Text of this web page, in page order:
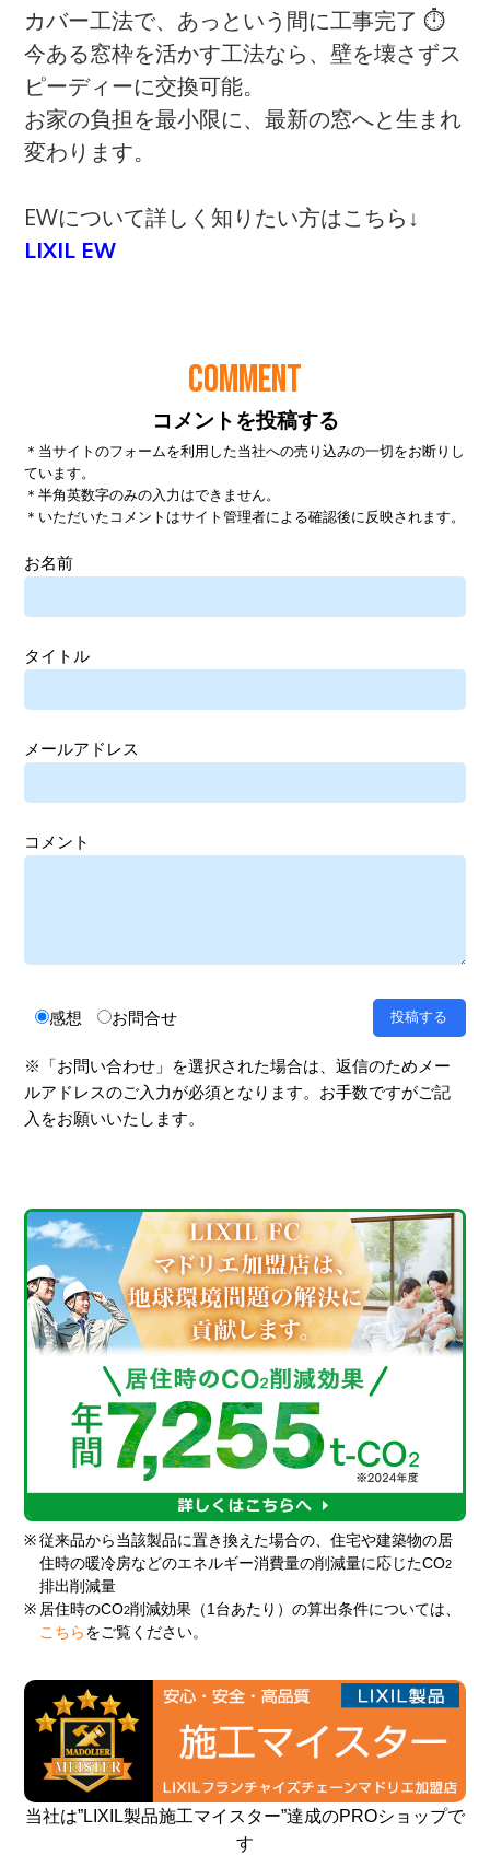
COMMENT
コメントを投稿する
＊当サイトのフォームを利用した当社への売り込みの一切をお断りし
ています。
＊半角英数字のみの入力はできません。
＊いただいたコメントはサイト管理者による確認後に反映されます。
お名前
タイトル
メールアドレス
コメント
感想 お問合せ
※「お問い合わせ」を選択された場合は、返信のためメー
ルアドレスのご入力が必須となります。お手数ですがご記
入をお願いいたします。
※ 従来品から当該製品に置き換えた場合の、住宅や建築物の居
住時の暖冷房などのエネルギー消費量の削減量に応じたCO2
排出削減量
※ 居住時のCO2削減効果（1台あたり）の算出条件については、
こちら をご覧ください。
当社は”LIXIL製品施工マイスター”達成のPROショップで
す